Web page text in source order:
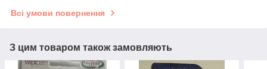
Всі умови повернення
З цим товаром також замовляють